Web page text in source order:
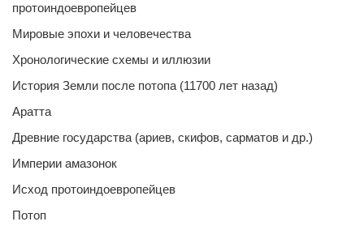
протоиндоевропейцев
Мировые эпохи и человечества
Хронологические схемы и иллюзии
История Земли после потопа (11700 лет назад)
Аратта
Древние государства (ариев, скифов, сарматов и др.)
Империи амазонок
Исход протоиндоевропейцев
Потоп